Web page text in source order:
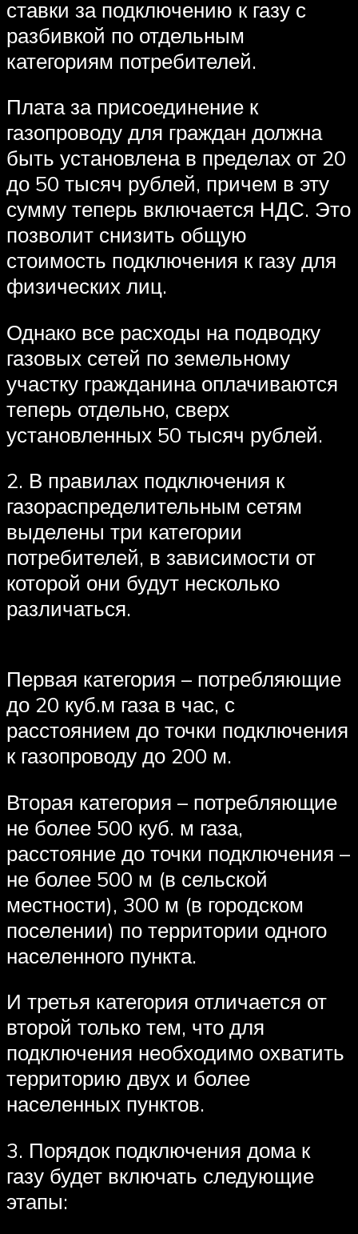
ставки за подключению к газу с
разбивкой по отдельным
категориям потребителей.
Плата за присоединение к
газопроводу для граждан должна
быть установлена в пределах от 20
до 50 тысяч рублей, причем в эту
сумму теперь включается НДС. Это
позволит снизить общую
стоимость подключения к газу для
физических лиц.
Однако все расходы на подводку
газовых сетей по земельному
участку гражданина оплачиваются
теперь отдельно, сверх
установленных 50 тысяч рублей.
2. В правилах подключения к
газораспределительным сетям
выделены три категории
потребителей, в зависимости от
которой они будут несколько
различаться.
Первая категория – потребляющие
до 20 куб.м газа в час, с
расстоянием до точки подключения
к газопроводу до 200 м.
Вторая категория – потребляющие
не более 500 куб. м газа,
расстояние до точки подключения –
не более 500 м (в сельской
местности), 300 м (в городском
поселении) по территории одного
населенного пункта.
И третья категория отличается от
второй только тем, что для
подключения необходимо охватить
территорию двух и более
населенных пунктов.
3. Порядок подключения дома к
газу будет включать следующие
этапы: